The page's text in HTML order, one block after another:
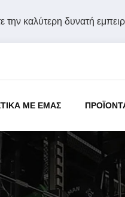
την καλύτερη δυνατή
ΜΕ ΕΜΑΣ